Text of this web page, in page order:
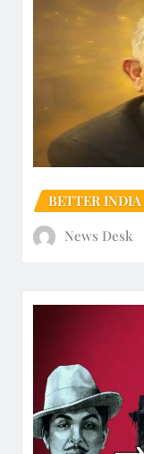
BETTER INDIA
News Desk